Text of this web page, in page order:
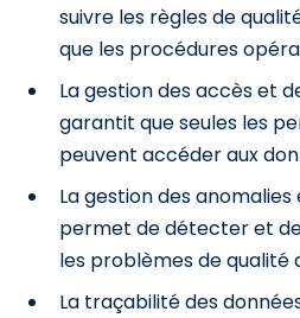
suivre les règles de
que les procédures
La gestion des accès et
garantit que seules les
peuvent accéder aux
La gestion des
permet de détecter et
les problèmes de qualité
La traçabilité des